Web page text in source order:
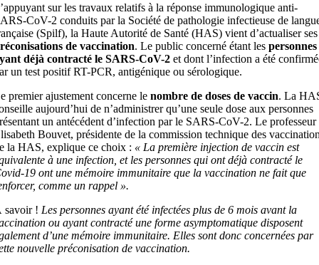
sur les travaux relatifs à la réponse immunologique anti-
CoV-2 conduits par la Société de pathologie infectieuse de
(Spilf), la Haute Autorité de Santé (HAS) vient d’actualiser ses
de vaccination. Le public concerné étant les personnes
déjà contracté le SARS-CoV-2et dont l’infection a été
un test positif RT-PCR, antigénique ou sérologique.
premier ajustement concerne le nombre de doses de vaccin. La
aujourd’hui de n’administrer qu’une seule dose aux personnes
un antécédent d’infection par le SARS-CoV-2. Le professeur
Bouvet, présidente de la commission technique des
la HAS, explique ce choix : « La première injection de vaccin est
à une infection, et les personnes qui ont déjà contracté le
19 ont une mémoire immunitaire que la vaccination ne fait que
comme un rappel ».
savoir ! Les personnes ayant été infectées plus de 6 mois avant la
ou ayant contracté une forme asymptomatique disposent
d’une mémoire immunitaire. Elles sont donc concernées par
nouvelle préconisation de vaccination.